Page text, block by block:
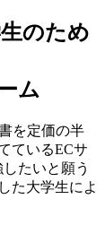
のため
ム
を定価の半
ているECサ
たいと願う
た大学生によ